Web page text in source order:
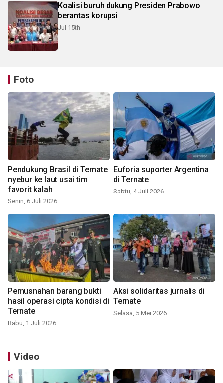
Koalisi buruh dukung Presiden Prabowo
berantas korupsi
Jul 15th
Foto
Pendukung Brasil di Ternate
nyebur ke laut usai tim
favorit kalah
Senin, 6 Juli 2026
Euforia suporter Argentina
di Ternate
Sabtu, 4 Juli 2026
Pemusnahan barang bukti
hasil operasi cipta kondisi di
Ternate
Rabu, 1 Juli 2026
Aksi solidaritas jurnalis di
Ternate
Selasa, 5 Mei 2026
Video